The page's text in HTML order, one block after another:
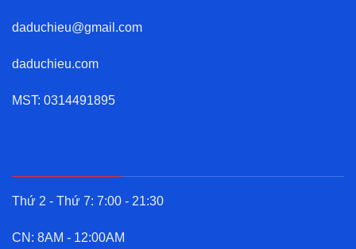
daduchieu@gmail.com
daduchieu.com
MST: 0314491895
Thứ 2 - Thứ 7: 7:00 - 21:30
CN: 8AM - 12:00AM